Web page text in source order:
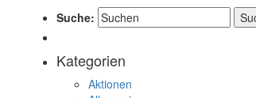
Suche:
Kategorien
Aktionen